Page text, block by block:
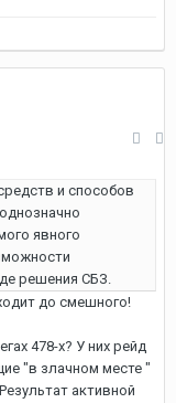
и способов
явного
решения СБЗ.
до смешного!
478-х? У них рейд
"в злачном месте "
активной